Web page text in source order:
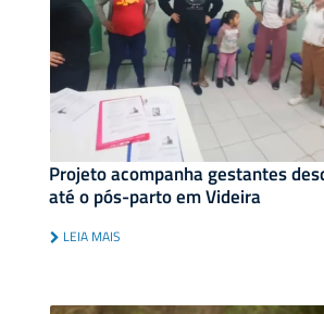
Projeto acompanha gestantes
até o pós-parto em Videira
LEIA MAIS